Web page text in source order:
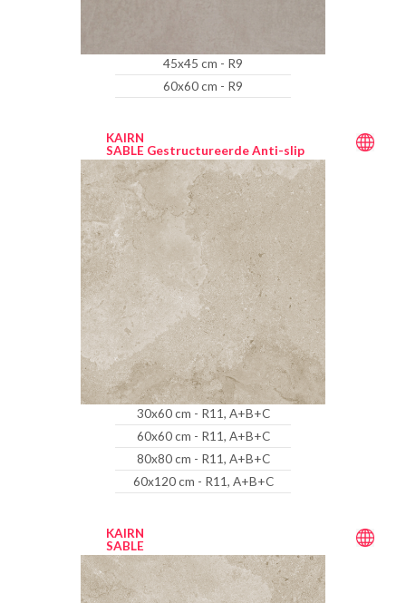
45x45 cm - R9
60x60 cm - R9
KAIRN
SABLE Gestructureerde Anti-slip
30x60 cm - R11, A+B+C
60x60 cm - R11, A+B+C
80x80 cm - R11, A+B+C
60x120 cm - R11, A+B+C
KAIRN
SABLE